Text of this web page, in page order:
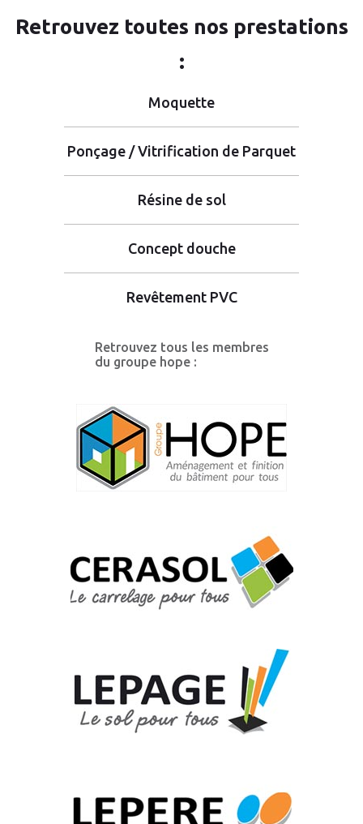
Retrouvez toutes nos prestations
:
Moquette
Ponçage / Vitrification de Parquet
Résine de sol
Concept douche
Revêtement PVC
Retrouvez tous les membres
du groupe hope :